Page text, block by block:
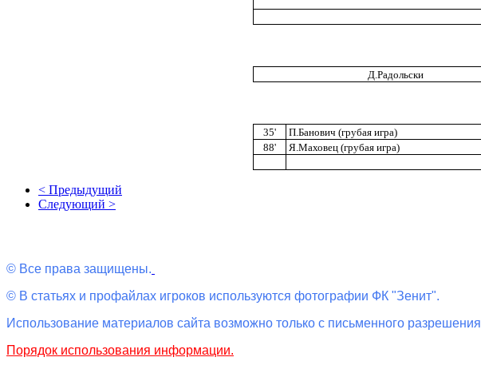
Д.Радольски
35' П.Банович (грубая игра)
88'
Я.Маховец (грубая игра)
< Предыдущий
Следующий >
© Все права защищены.
© В статьях и профайлах игроков используются фотографии ФК "Зенит".
Использование материалов сайта возможно только с письменного разрешения
Порядок использования информации.